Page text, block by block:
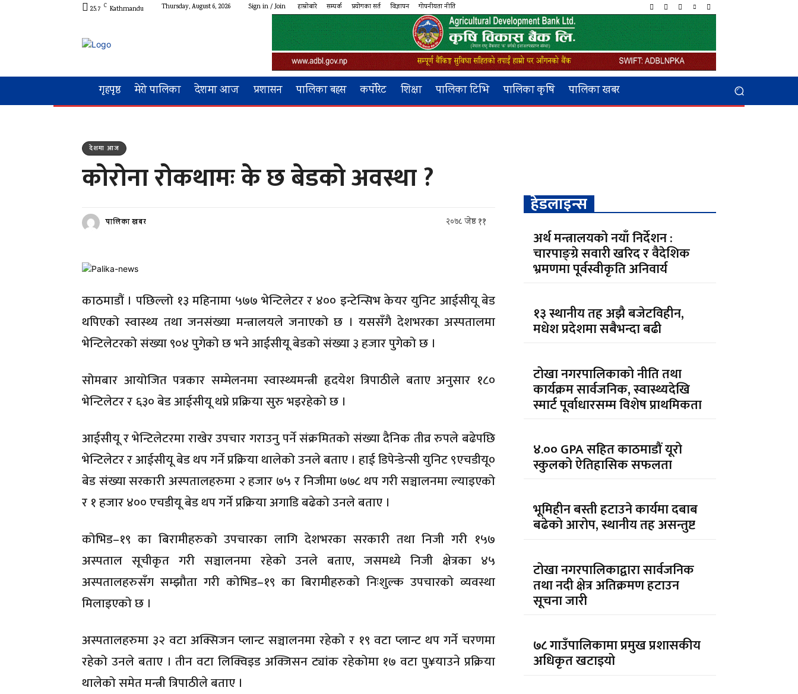
25.7 C Kathmandu Thursday, August 6, 2026 Sign in / Join हाम्रोबारे सम्पर्क प्रयोगका सर्त विज्ञापन गोपनीयता नीति
गृहपृष्ठ मेरो पालिका देशमा आज प्रशासन पालिका बहस कर्पोरेट शिक्षा पालिका टिभि पालिका कृषि पालिका खबर
देशमा आज
कोरोना रोकथामः के छ बेडको अवस्था ?
पालिका खबर २०७८ जेष्ठ ११
काठमाडौं । पछिल्लो १३ महिनामा ५७७ भेन्टिलेटर र ४०० इन्टेन्सिभ केयर युनिट आईसीयू बेड
थपिएको स्वास्थ्य तथा जनसंख्या मन्त्रालयले जनाएको छ । यससँगै देशभरका अस्पतालमा
भेन्टिलेटरको संख्या ९०४ पुगेको छ भने आईसीयू बेडको संख्या ३ हजार पुगेको छ ।
सोमबार आयोजित पत्रकार सम्मेलनमा स्वास्थ्यमन्त्री हृदयेश त्रिपाठीले बताए अनुसार १८०
भेन्टिलेटर र ६३० बेड आईसीयू थप्ने प्रक्रिया सुरु भइरहेको छ ।
आईसीयू र भेन्टिलेटरमा राखेर उपचार गराउनु पर्ने संक्रमितको संख्या दैनिक तीव्र रुपले बढेपछि
भेन्टिलेटर र आईसीयू बेड थप गर्ने प्रक्रिया थालेको उनले बताए । हाई डिपेन्डेन्सी युनिट ९एचडीयू०
बेड संख्या सरकारी अस्पतालहरुमा २ हजार ७५ र निजीमा ७७८ थप गरी सञ्चालनमा ल्याइएको
र १ हजार ४०० एचडीयू बेड थप गर्ने प्रक्रिया अगाडि बढेको उनले बताए ।
कोभिड–१९ का बिरामीहरुको उपचारका लागि देशभरका सरकारी तथा निजी गरी १५७
अस्पताल सूचीकृत गरी सञ्चालनमा रहेको उनले बताए, जसमध्ये निजी क्षेत्रका ४५
अस्पतालहरुसँग सम्झौता गरी कोभिड–१९ का बिरामीहरुको निःशुल्क उपचारको व्यवस्था
मिलाइएको छ ।
अस्पतालहरुमा ३२ वटा अक्सिजन प्लान्ट सञ्चालनमा रहेको र १९ वटा प्लान्ट थप गर्ने चरणमा
रहेको उनले बताए । तीन वटा लिक्विइड अक्जिसन ट्यांक रहेकोमा १७ वटा पु¥याउने प्रक्रिया
थालेको समेत मन्त्री त्रिपाठीले बताए ।
हेडलाइन्स
अर्थ मन्त्रालयको नयाँ निर्देशन :
चारपाङ्ग्रे सवारी खरिद र वैदेशिक
भ्रमणमा पूर्वस्वीकृति अनिवार्य
१३ स्थानीय तह अझै बजेटविहीन,
मधेश प्रदेशमा सबैभन्दा बढी
टोखा नगरपालिकाको नीति तथा
कार्यक्रम सार्वजनिक, स्वास्थ्यदेखि
स्मार्ट पूर्वाधारसम्म विशेष प्राथमिकता
४.०० GPA सहित काठमाडौं यूरो
स्कुलको ऐतिहासिक सफलता
भूमिहीन बस्ती हटाउने कार्यमा दबाब
बढेको आरोप, स्थानीय तह असन्तुष्ट
टोखा नगरपालिकाद्वारा सार्वजनिक
तथा नदी क्षेत्र अतिक्रमण हटाउन
सूचना जारी
७८ गाउँपालिकामा प्रमुख प्रशासकीय
अधिकृत खटाइयो